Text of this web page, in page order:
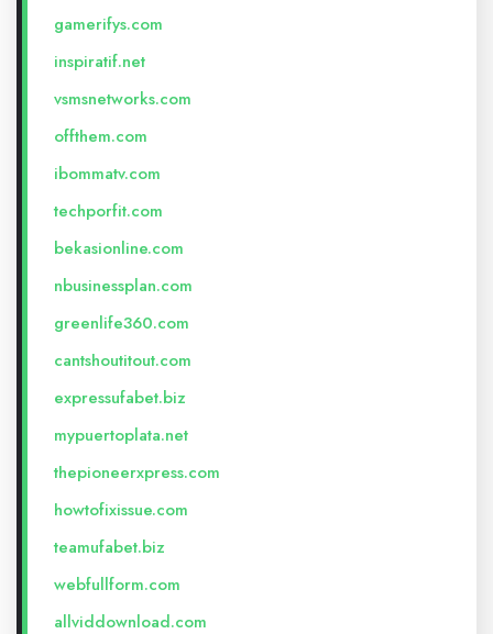
gamerifys.com
inspiratif.net
vsmsnetworks.com
offthem.com
ibommatv.com
techporfit.com
bekasionline.com
nbusinessplan.com
greenlife360.com
cantshoutitout.com
expressufabet.biz
mypuertoplata.net
thepioneerxpress.com
howtofixissue.com
teamufabet.biz
webfullform.com
allviddownload.com